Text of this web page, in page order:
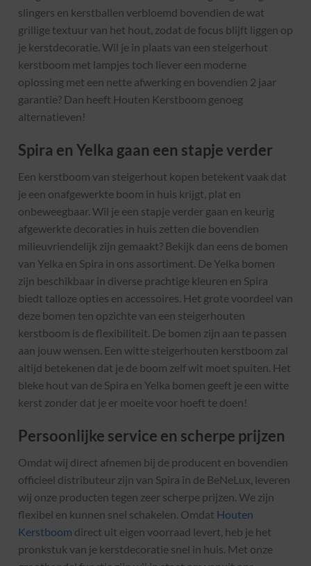
slingers en kerstballen verbloemd bovendien de wat
grillige textuur van het hout, zodat de focus blijft liggen op
je kerstdecoratie. Wil je in plaats van een steigerhout
kerstboom met lampjes toch liever een moderne
oplossing met een nette afwerking en bovendien 2 jaar
garantie? Dan heeft Houten Kerstboom genoeg
alternatieven!
Spira en Yelka gaan een stapje verder
Een kerstboom van steigerhout kopen betekent vaak dat
je een onafgewerkte boom in huis krijgt, plat en
onbeweegbaar. Wil je een stapje verder gaan en keurig
afgewerkte decoraties in huis zetten die bovendien
milieuvriendelijk zijn gemaakt? Bekijk dan eens de bomen
van Yelka en Spira in ons assortiment. De Yelka bomen
zijn beschikbaar in diverse prachtige kleuren en Spira
biedt talloze opties en accessoires. Het grote voordeel van
deze bomen ten opzichte van een steigerhouten
kerstboom is de flexibiliteit. De bomen zijn aan te passen
aan jouw wensen. Een witte steigerhouten kerstboom zal
altijd betekenen dat je de boom zelf wit moet spuiten. Het
bleke hout van de Spira en Yelka bomen geeft je een witte
kerst zonder dat je er moeite voor hoeft te doen!
Persoonlijke service en scherpe prijzen
Omdat wij direct afnemen bij de producent en bovendien
officieel distributeur zijn van Spira in de BeNeLux, leveren
wij onze producten tegen zeer scherpe prijzen. We zijn
flexibel en kunnen snel schakelen. Omdat Houten
Kerstboom direct uit eigen voorraad levert, heb je het
pronkstuk van je kerstdecoratie snel in huis. Met onze